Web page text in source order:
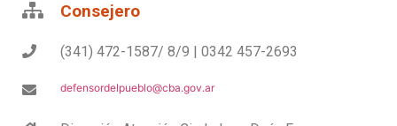
Consejero
(341) 472-1587/ 8/9 | 0342 457-2693
defensordelpueblo@cba.gov.ar